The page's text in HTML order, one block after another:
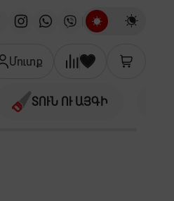
Մուտք
ՏՈՒՆ ՈՒ ԱՅԳԻ